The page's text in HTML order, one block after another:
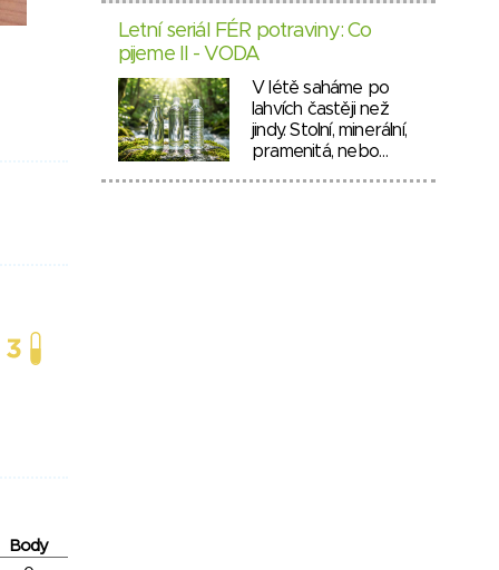
Body
Letní seriál FÉR potraviny: Co
pijeme II - VODA
V létě saháme po
lahvích častěji než
jindy. Stolní, minerální,
pramenitá, nebo…